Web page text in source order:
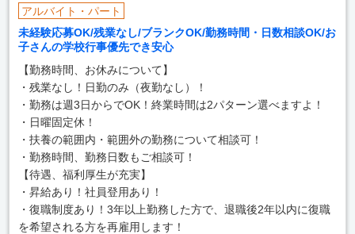
アルバイト・パート
未経験応募OK/残業なし/ブランクOK/勤務時間・日数相談OK/お
子さんの学校行事優先でき安心
【勤務時間、お休みについて】
・残業なし！日勤のみ（夜勤なし）！
・勤務は週3日からでOK！終業時間は2パターン選べますよ！
・日曜固定休！
・扶養の範囲内・範囲外の勤務について相談可！
・勤務時間、勤務日数もご相談可！
【待遇、福利厚生が充実】
・昇給あり！社員登用あり！
・復職制度あり！3年以上勤務した方で、退職後2年以内に復職
を希望される方を再雇用します！